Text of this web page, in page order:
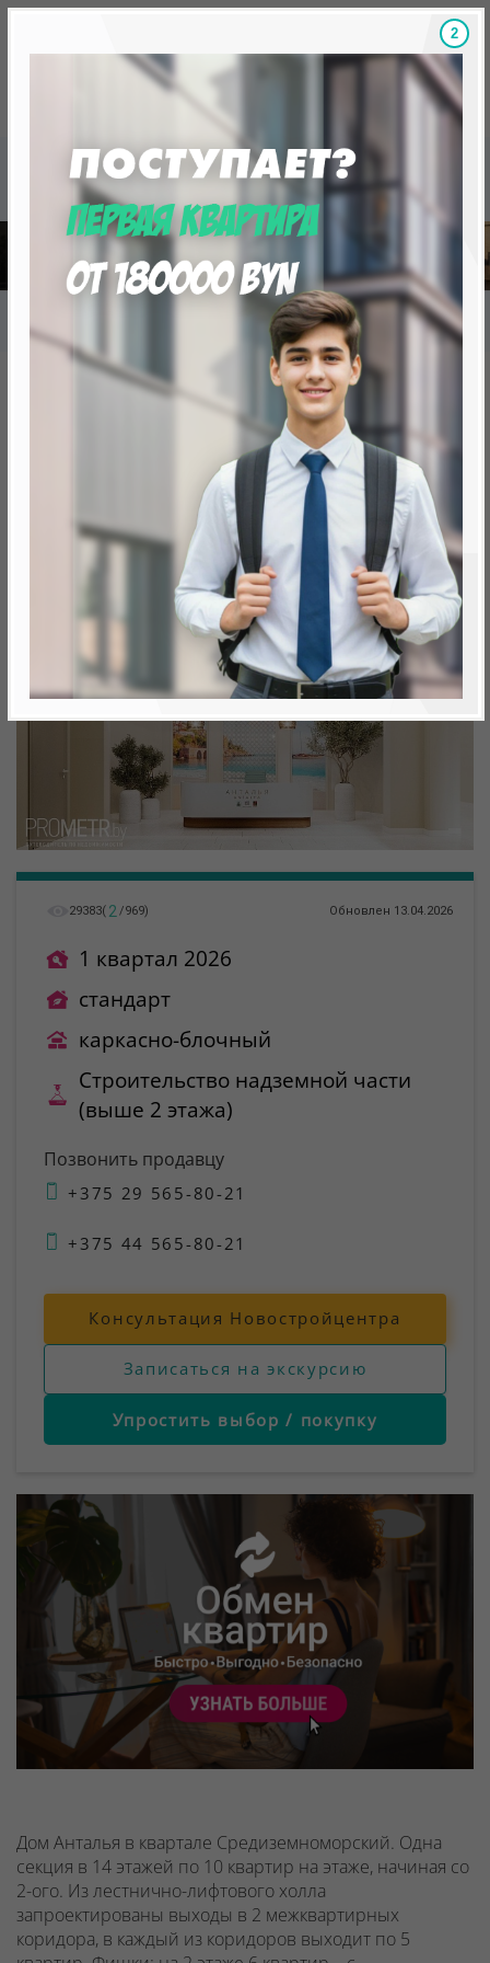
Скидки на новостройки, бонусы
«Минск Мир»
7.12. "Анталья", квартал "Средиземноморский"
7.12. "Анталья", квартал
"Средиземноморский"
Минск, Октябрьский, ул. Жореса Алферова
метро «Ковальская Слобода», 566 м
29383( 2 /969) Обновлен 13.04.2026
1 квартал 2026
стандарт
каркасно-блочный
Строительство надземной части
(выше 2 этажа)
Позвонить продавцу
+375 29 565-80-21
+375 44 565-80-21
Консультация Новостройцентра
Записаться на экскурсию
Упростить выбор / покупку
Дом Анталья в квартале Средиземноморский. Одна
секция в 14 этажей по 10 квартир на этаже, начиная со
2-ого. Из лестнично-лифтового холла
запроектированы выходы в 2 межквартирных
коридора, в каждый из коридоров выходит по 5
1